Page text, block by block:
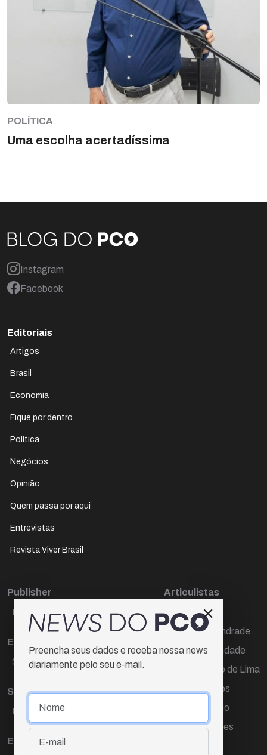
POLÍTICA
Uma escolha acertadíssima
Instagram
Facebook
Editoriais
Artigos
Brasil
Economia
Fique por dentro
Política
Negócios
Opinião
Quem passa por aqui
Entrevistas
Revista Viver Brasil
Publisher
Paulo Cesar de Oliveira
Editora Chefe
Sueli Cotta
Sub-editora
Raquel Ayres
Equipe
Articulistas
Décio Freire
Dr Marcos Andrade
Hamilton Trindade
Igor Carvalho de Lima
Mario Campos
Renata Araújo
Wagner Gomes
Preencha seus dados e receba nossa news
diariamente pelo seu e-mail.